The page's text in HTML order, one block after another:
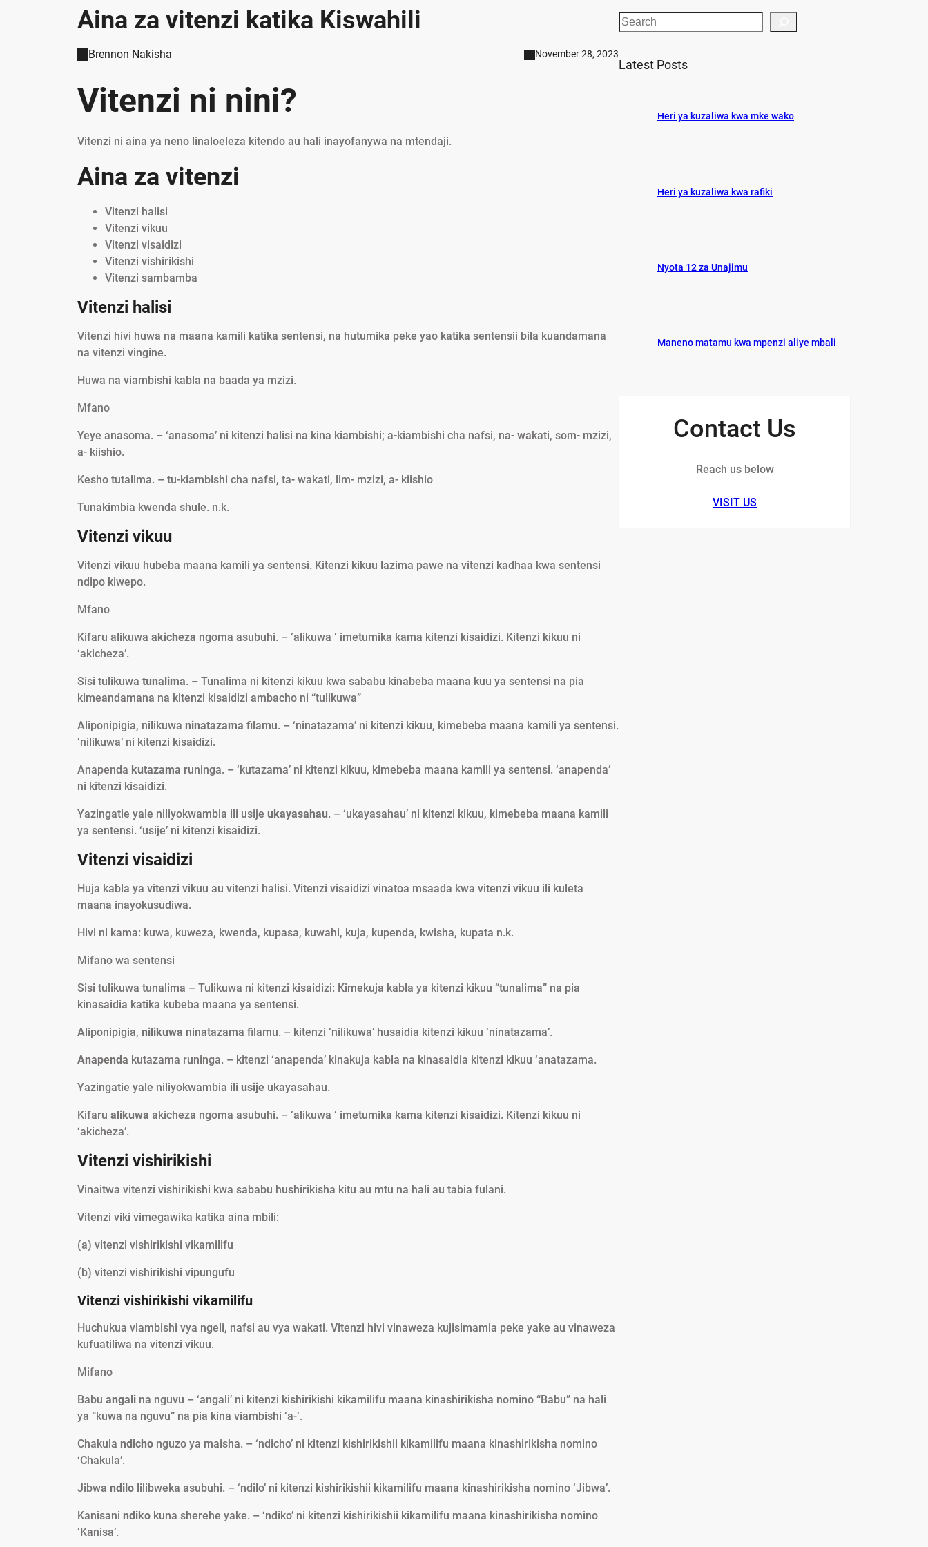
Aina za vitenzi katika Kiswahili
Brennon Nakisha November 28, 2023
Vitenzi ni nini?
Vitenzi ni aina ya neno linaloeleza kitendo au hali inayofanywa na mtendaji.
Aina za vitenzi
Vitenzi halisi
Vitenzi vikuu
Vitenzi visaidizi
Vitenzi vishirikishi
Vitenzi sambamba
Vitenzi halisi
Vitenzi hivi huwa na maana kamili katika sentensi, na hutumika peke yao katika sentensii bila kuandamana
na vitenzi vingine.
Huwa na viambishi kabla na baada ya mzizi.
Mfano
Yeye anasoma. – ‘anasoma’ ni kitenzi halisi na kina kiambishi; a-kiambishi cha nafsi, na- wakati, som- mzizi,
a- kiishio.
Kesho tutalima. – tu-kiambishi cha nafsi, ta- wakati, lim- mzizi, a- kiishio
Tunakimbia kwenda shule. n.k.
Vitenzi vikuu
Vitenzi vikuu hubeba maana kamili ya sentensi. Kitenzi kikuu lazima pawe na vitenzi kadhaa kwa sentensi
ndipo kiwepo.
Mfano
Kifaru alikuwa akicheza ngoma asubuhi. – ‘alikuwa ‘ imetumika kama kitenzi kisaidizi. Kitenzi kikuu ni
‘akicheza’.
Sisi tulikuwa tunalima. – Tunalima ni kitenzi kikuu kwa sababu kinabeba maana kuu ya sentensi na pia
kimeandamana na kitenzi kisaidizi ambacho ni “tulikuwa”
Aliponipigia, nilikuwa ninatazama filamu. – ‘ninatazama’ ni kitenzi kikuu, kimebeba maana kamili ya sentensi.
‘nilikuwa’ ni kitenzi kisaidizi.
Anapenda kutazama runinga. – ‘kutazama’ ni kitenzi kikuu, kimebeba maana kamili ya sentensi. ‘anapenda’
ni kitenzi kisaidizi.
Yazingatie yale niliyokwambia ili usije ukayasahau. – ‘ukayasahau’ ni kitenzi kikuu, kimebeba maana kamili
ya sentensi. ‘usije’ ni kitenzi kisaidizi.
Vitenzi visaidizi
Huja kabla ya vitenzi vikuu au vitenzi halisi. Vitenzi visaidizi vinatoa msaada kwa vitenzi vikuu ili kuleta
maana inayokusudiwa.
Hivi ni kama: kuwa, kuweza, kwenda, kupasa, kuwahi, kuja, kupenda, kwisha, kupata n.k.
Mifano wa sentensi
Sisi tulikuwa tunalima – Tulikuwa ni kitenzi kisaidizi: Kimekuja kabla ya kitenzi kikuu “tunalima” na pia
kinasaidia katika kubeba maana ya sentensi.
Aliponipigia, nilikuwa ninatazama filamu. – kitenzi ‘nilikuwa’ husaidia kitenzi kikuu ‘ninatazama’.
Anapenda kutazama runinga. – kitenzi ‘anapenda’ kinakuja kabla na kinasaidia kitenzi kikuu ‘anatazama.
Yazingatie yale niliyokwambia ili usije ukayasahau.
Kifaru alikuwa akicheza ngoma asubuhi. – ‘alikuwa ‘ imetumika kama kitenzi kisaidizi. Kitenzi kikuu ni
‘akicheza’.
Vitenzi vishirikishi
Vinaitwa vitenzi vishirikishi kwa sababu hushirikisha kitu au mtu na hali au tabia fulani.
Vitenzi viki vimegawika katika aina mbili:
(a) vitenzi vishirikishi vikamilifu
(b) vitenzi vishirikishi vipungufu
Vitenzi vishirikishi vikamilifu
Huchukua viambishi vya ngeli, nafsi au vya wakati. Vitenzi hivi vinaweza kujisimamia peke yake au vinaweza
kufuatiliwa na vitenzi vikuu.
Mifano
Babu angali na nguvu – ‘angali’ ni kitenzi kishirikishi kikamilifu maana kinashirikisha nomino “Babu” na hali
ya “kuwa na nguvu” na pia kina viambishi ‘a-‘.
Chakula ndicho nguzo ya maisha. – ‘ndicho’ ni kitenzi kishirikishii kikamilifu maana kinashirikisha nomino
‘Chakula’.
Jibwa ndilo lilibweka asubuhi. – ‘ndilo’ ni kitenzi kishirikishii kikamilifu maana kinashirikisha nomino ‘Jibwa’.
Kanisani ndiko kuna sherehe yake. – ‘ndiko’ ni kitenzi kishirikishii kikamilifu maana kinashirikisha nomino
‘Kanisa’.
S
e
rLatest Posts
Heri ya kuzaliwa kwa mke wako
Heri ya kuzaliwa kwa rafiki
Nyota 12 za Unajimu
Maneno matamu kwa mpenzi aliye mbali
Contact Us
Reach us below
VISIT US